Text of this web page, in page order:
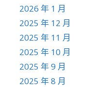
2026 年 1 月
2025 年 12 月
2025 年 11 月
2025 年 10 月
2025 年 9 月
2025 年 8 月